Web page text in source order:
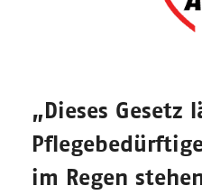
„Dieses Gesetz
im Regen